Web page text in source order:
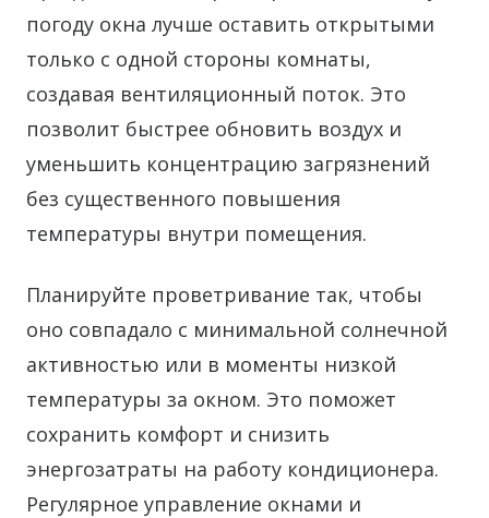
погоду окна лучше оставить открытыми
только с одной стороны комнаты,
создавая вентиляционный поток. Это
позволит быстрее обновить воздух и
уменьшить концентрацию загрязнений
без существенного повышения
температуры внутри помещения.
Планируйте проветривание так, чтобы
оно совпадало с минимальной солнечной
активностью или в моменты низкой
температуры за окном. Это поможет
сохранить комфорт и снизить
энергозатраты на работу кондиционера.
Регулярное управление окнами и